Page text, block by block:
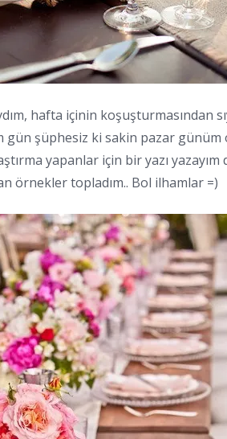
hafta içinin koşuşturmasından
gün şüphesiz ki sakin pazar günüm
yapanlar için bir yazı yazayım
örnekler topladım.. Bol ilhamlar =)